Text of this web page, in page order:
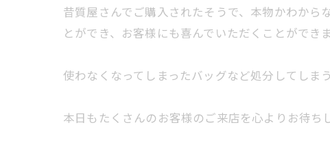
昔質屋さんでご購入されたそうで、本物かわか
とができ、お客様にも喜んでいただくことができ
使わなくなってしまったバッグなど処分してし
本日もたくさんのお客様のご来店を心よりお待ち